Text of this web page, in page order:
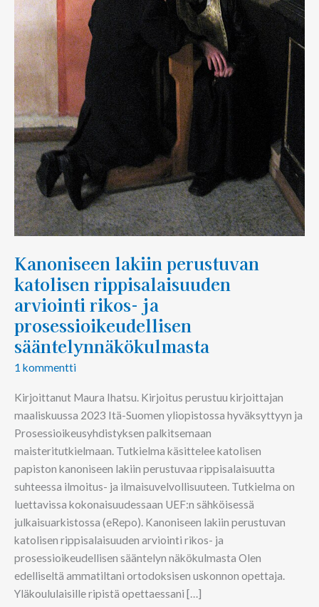
Kanoniseen lakiin perustuvan
katolisen rippisalaisuuden
arviointi rikos- ja
prosessioikeudellisen
sääntelynnäkökulmasta
1 kommentti
Kirjoittanut Maura Ihatsu. Kirjoitus perustuu kirjoittajan
maaliskuussa 2023 Itä-Suomen yliopistossa hyväksyttyyn ja
Prosessioikeusyhdistyksen palkitsemaan
maisteritutkielmaan. Tutkielma käsittelee katolisen
papiston kanoniseen lakiin perustuvaa rippisalaisuutta
suhteessa ilmoitus- ja ilmaisuvelvollisuuteen. Tutkielma on
luettavissa kokonaisuudessaan UEF:n sähköisessä
julkaisuarkistossa (eRepo). Kanoniseen lakiin perustuvan
katolisen rippisalaisuuden arviointi rikos- ja
prosessioikeudellisen sääntelyn näkökulmasta Olen
edelliseltä ammatiltani ortodoksisen uskonnon opettaja.
Yläkoululaisille ripistä opettaessani […]
ja
prosessioikeudellisen
sääntelynnäkökulmasta